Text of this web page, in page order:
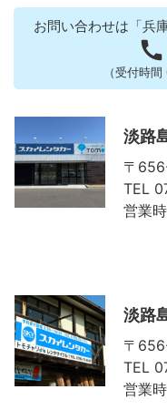
お問い合わせは「兵

（受付時
淡路
〒
TEL
営業
淡路
〒
TEL
営業